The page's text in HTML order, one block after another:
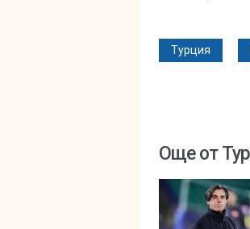
Турция
Още от